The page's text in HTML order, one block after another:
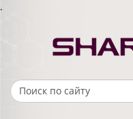
.
Search form